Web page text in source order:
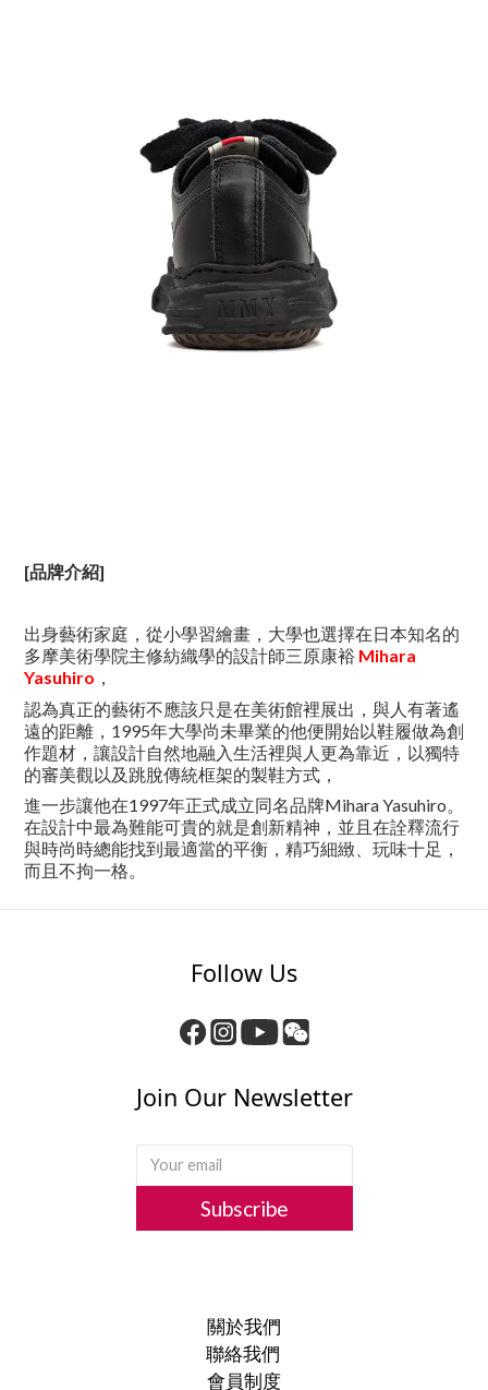
[品牌介紹]
出身藝術家庭，從小學習繪畫，大學也選擇在日本知名的
多摩美術學院主修紡織學的設計師三原康裕 Mihara
Yasuhiro ，
認為真正的藝術不應該只是在美術館裡展出，與人有著遙
遠的距離，1995年大學尚未畢業的他便開始以鞋履做為創
作題材，讓設計自然地融入生活裡與人更為靠近，以獨特
的審美觀以及跳脫傳統框架的製鞋方式，
進一步讓他在1997年正式成立同名品牌Mihara Yasuhiro。
在設計中最為難能可貴的就是創新精神，並且在詮釋流行
與時尚時總能找到最適當的平衡，精巧細緻、玩味十足，
而且不拘一格。
Follow Us
Join Our Newsletter
Subscribe
關於我們
聯絡我們
會員制度